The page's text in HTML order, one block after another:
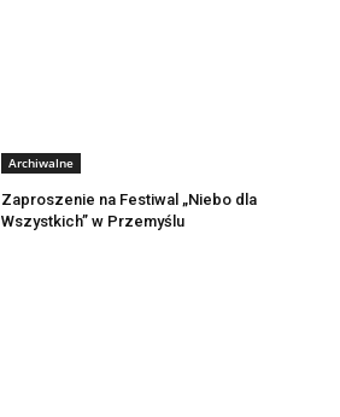
Archiwalne
Zaproszenie na Festiwal „Niebo dla
Wszystkich” w Przemyślu